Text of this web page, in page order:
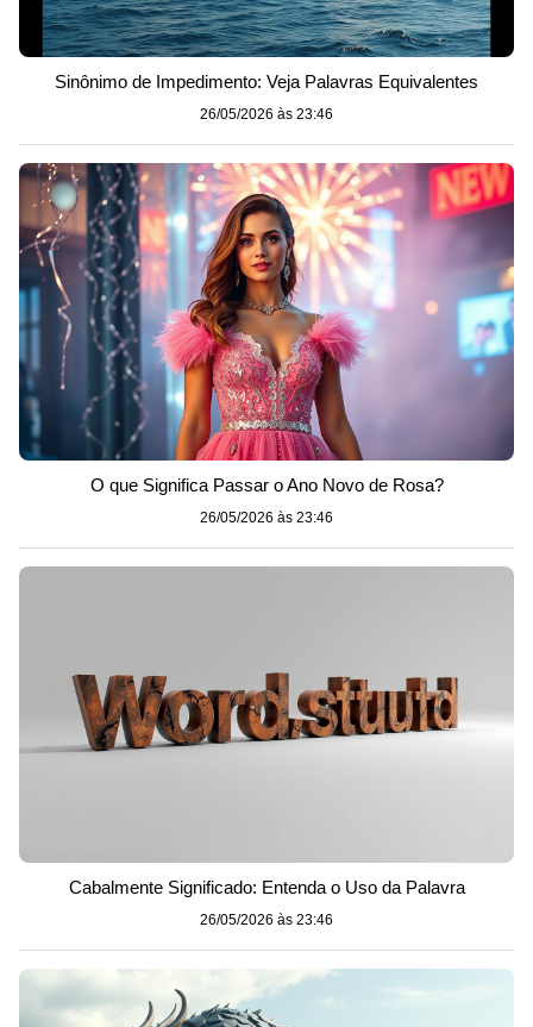
Sinônimo de Impedimento: Veja Palavras Equivalentes
26/05/2026 às 23:46
O que Significa Passar o Ano Novo de Rosa?
26/05/2026 às 23:46
Cabalmente Significado: Entenda o Uso da Palavra
26/05/2026 às 23:46